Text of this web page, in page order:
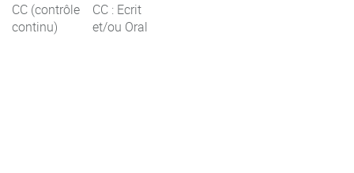
CC (contrôle
continu)
CC : Ecrit
et/ou Oral